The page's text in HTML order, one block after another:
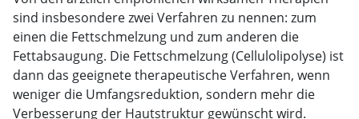
sind insbesondere zwei Verfahren zu nennen: zum
einen die Fettschmelzung und zum anderen die
Fettabsaugung. Die Fettschmelzung (Cellulolipolyse) ist
dann das geeignete therapeutische Verfahren, wenn
weniger die Umfangsreduktion, sondern mehr die
Verbesserung der Hautstruktur gewünscht wird.